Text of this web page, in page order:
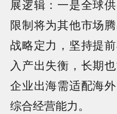
展逻辑：一是全球
限制将为其他市场
战略定力，坚持提
入产出失衡，长期
企业出海需适配海
综合经营能力。